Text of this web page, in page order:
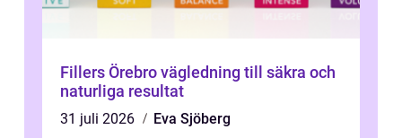
Fillers Örebro vägledning till säkra och
naturliga resultat
31 juli 2026
Eva Sjöberg